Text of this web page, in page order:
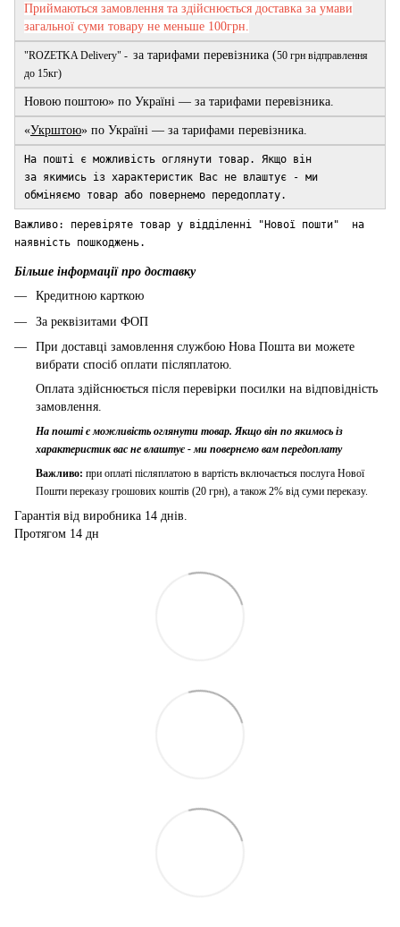
Приймаються замовлення та здійснюється доставка за умави
загальної суми товару не меньше 100грн.
"ROZETKA Delivery" - за тарифами перевізника (50 грн відправлення
до 15кг)
Новою поштою» по Україні — за тарифами перевізника.
«Укрштою» по Україні — за тарифами перевізника.
На пошті є можливість оглянути товар. Якщо він
за якимись із характеристик Вас не влаштує - ми
обміняємо товар або повернемо передоплату.
Важливо: перевіряте товар у відділенні "Нової пошти" на
наявність пошкоджень.
Більше інформації про доставку
Кредитною карткою
За реквізитами ФОП
При доставці замовлення службою Нова Пошта ви можете
вибрати спосіб оплати післяплатою.
Оплата здійснюється після перевірки посилки на відповідність
замовлення.
На пошті є можливість оглянути товар. Якщо він по якимось із
характеристик вас не влаштує - ми повернемо вам передоплату
Важливо: при оплаті післяплатою в вартість включається послуга Нової
Пошти переказу грошових коштів (20 грн), а також 2% від суми переказу.
Гарантія від виробника 14 днів.
Протягом 14 дн